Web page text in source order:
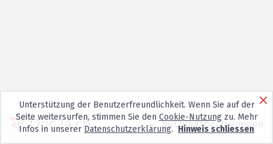
Nutzungsbedingungen
Unterstützung der Benutzerfreundlichkeit. Wenn Sie auf der
Seite weitersurfen, stimmen Sie den Cookie-Nutzungzu. Mehr
Infos in unserer Datenschutzerklärung. Hinweis schliessen